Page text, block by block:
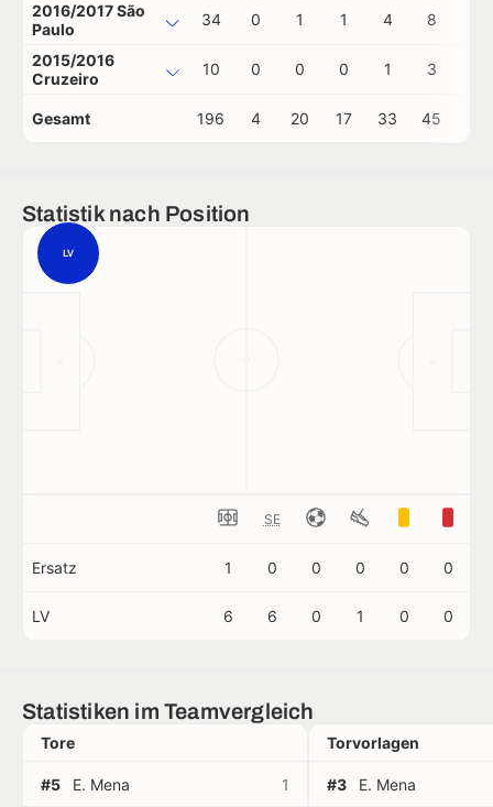
2016/2017 São
Paulo
34 0 1 1 4 8
2015/2016
Cruzeiro
10 0 0 0 1 3
Gesamt 196 4 20 17 33 45
Statistik nach Position
LV
SE
Ersatz 1 0 0 0 0 0
LV 6 6 0 1 0 0
Statistiken im Teamvergleich
Tore
#5 E. Mena 1
Torvorlagen
#3 E. Mena